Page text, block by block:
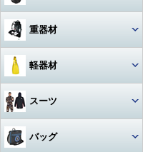
カメラ本体
カメラハウジング・ポート
一眼レフカメラハウジング
ミラーレスカメラハウジング
コンパクトカメラハウジング
レンズ
マクロレンズ
ワイドレンズ
ストロボ
ストロボ本体
アーム・グリップ・ベース・ス
テー
ウォッチタイプ
大画面モデル
トランスミッター
コンソールモデル
DCアクセサリー・パーツ
重器材
レギュレター
レギュレター
DINモデル
アクセサリー・その他
オクトパス
ゲージ
3連ゲージ
BCジャケット
軽器材
マスク
スノーケル
スーツ
ウェットスーツ
バッグ